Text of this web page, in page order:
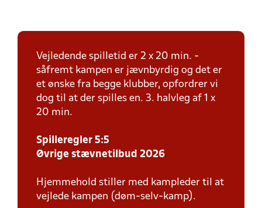
Vejledende spilletid er 2 x 20 min. -
såfremt kampen er jævnbyrdig og det er
et ønske fra begge klubber, opfordrer vi
dog til at der spilles en. 3. halvleg af 1 x
20 min.
Spilleregler 5:5
Øvrige stævnetilbud 2026
Hjemmehold stiller med kampleder til at
vejlede kampen (døm-selv-kamp).